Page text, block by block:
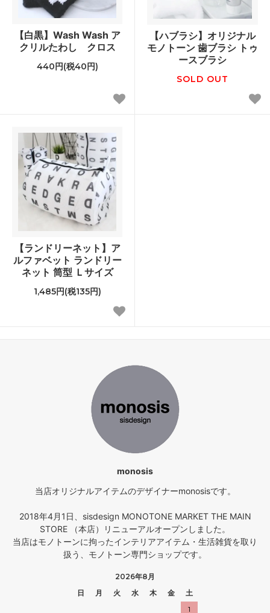
【白黒】Wash Wash ア
クリルたわし クロス
440円(税40円)
【ハブラシ】オリジナル
モノトーン 歯ブラシ トゥ
ースブラシ
SOLD OUT
【ランドリーネット】ア
ルファベット ランドリー
ネット 筒型 Ｌサイズ
1,485円(税135円)
monosis
当店オリジナルアイテムのデザイナーmonosisです。
2018年4月1日、sisdesign MONOTONE MARKET THE MAIN
STORE （本店）リニューアルオープンしました。
当店はモノトーンに拘ったインテリアアイテム・生活雑貨を取り
扱う、モノトーン専門ショップです。
2026年8月
日
月 火 水 木 金
土
1